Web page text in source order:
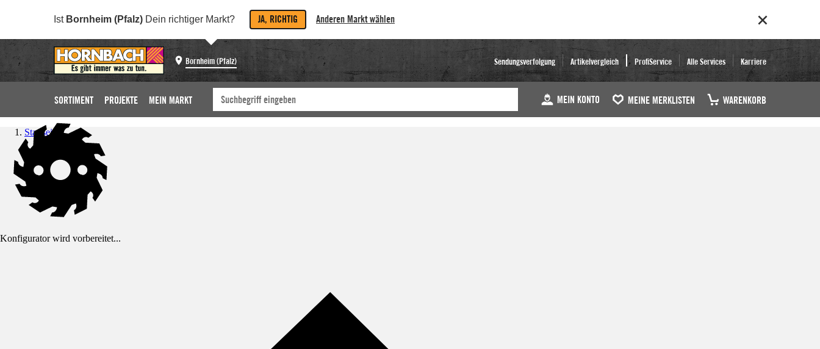
Ist Bornheim (Pfalz) Dein richtiger Markt? JA, RICHTIG Anderen Markt wählen
Bornheim (Pfalz) Sendungsverfolgung Artikelvergleich ProfiService Alle Services Karriere
SORTIMENT PROJEKTE MEIN MARKT MEIN KONTO MEINE MERKLISTEN WARENKORB
Konfigurator wird vorbereitet...
Startseite